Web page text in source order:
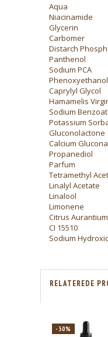
Aqua
Niacinamide
Glycerin
Carbomer
Distarch
Panthenol
Sodium PCA
Phenoxyethanol
Caprylyl Glycol
Hamamelis
Sodium
Potassium
Gluconolactone
Calcium
Propanediol
Parfum
Tetramethyl
Linalyl Acetate
Linalool
Limonene
Citrus
CI 15510
Sodium
RELATEREDE
-30%